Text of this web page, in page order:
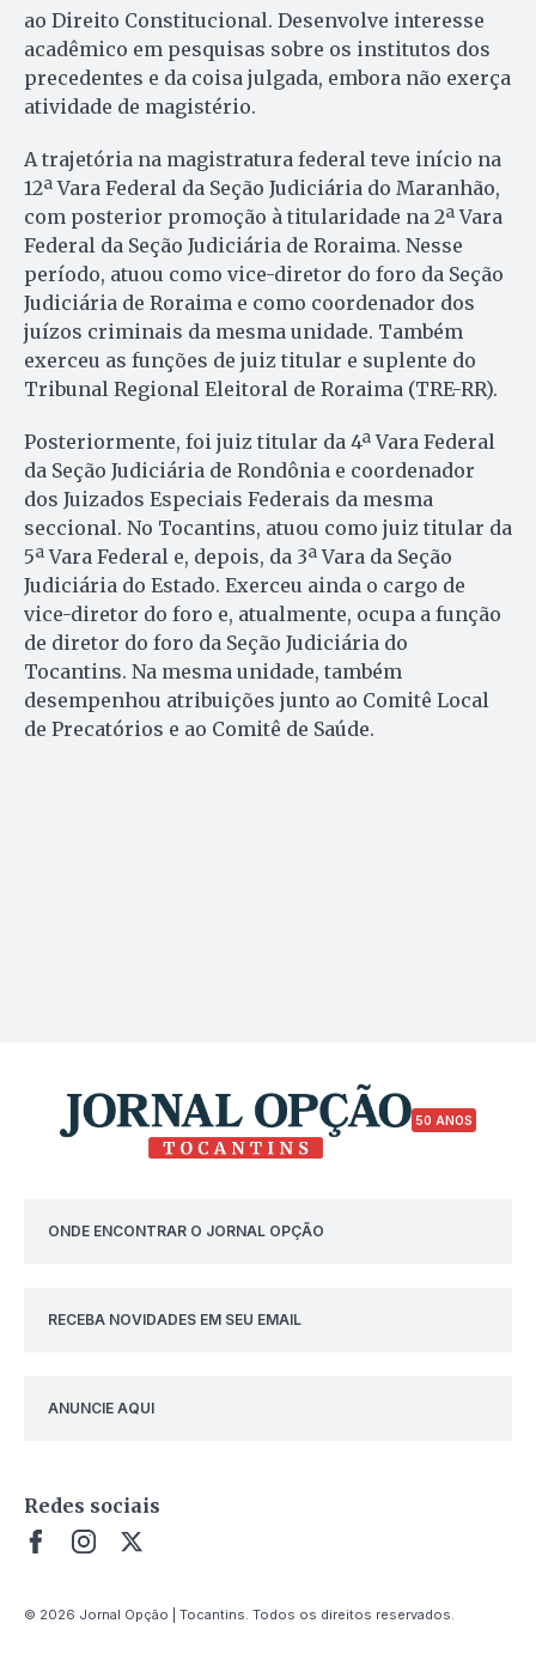
ao Direito Constitucional. Desenvolve interesse
acadêmico em pesquisas sobre os institutos dos
precedentes e da coisa julgada, embora não exerça
atividade de magistério.
A trajetória na magistratura federal teve início na
12ª Vara Federal da Seção Judiciária do Maranhão,
com posterior promoção à titularidade na 2ª Vara
Federal da Seção Judiciária de Roraima. Nesse
período, atuou como vice-diretor do foro da Seção
Judiciária de Roraima e como coordenador dos
juízos criminais da mesma unidade. Também
exerceu as funções de juiz titular e suplente do
Tribunal Regional Eleitoral de Roraima (TRE-RR).
Posteriormente, foi juiz titular da 4ª Vara Federal
da Seção Judiciária de Rondônia e coordenador
dos Juizados Especiais Federais da mesma
seccional. No Tocantins, atuou como juiz titular da
5ª Vara Federal e, depois, da 3ª Vara da Seção
Judiciária do Estado. Exerceu ainda o cargo de
vice-diretor do foro e, atualmente, ocupa a função
de diretor do foro da Seção Judiciária do
Tocantins. Na mesma unidade, também
desempenhou atribuições junto ao Comitê Local
de Precatórios e ao Comitê de Saúde.
50 ANOS
ONDE ENCONTRAR O JORNAL OPÇÃO
RECEBA NOVIDADES EM SEU EMAIL
ANUNCIE AQUI
Redes sociais
© 2026 Jornal Opção | Tocantins. Todos os direitos reservados.